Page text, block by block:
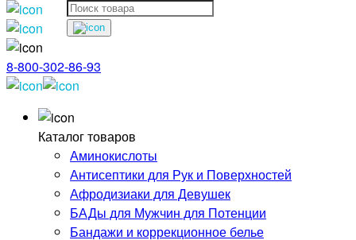
8-800-302-86-93
Каталог товаров
Аминокислоты
Антисептики для Рук и Поверхностей
Афродизиаки для Девушек
БАДы для Мужчин для Потенции
Бандажи и коррекционное белье